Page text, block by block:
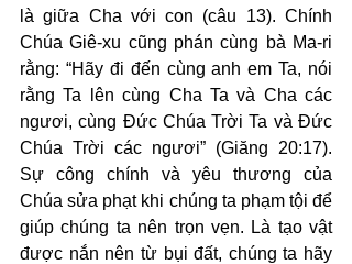
là giữa Cha với con (câu 13). Chính
Chúa Giê-xu cũng phán cùng bà Ma-ri
rằng: “Hãy đi đến cùng anh em Ta, nói
rằng Ta lên cùng Cha Ta và Cha các
ngươi, cùng Đức Chúa Trời Ta và Đức
Chúa Trời các ngươi” (Giăng 20:17).
Sự công chính và yêu thương của
Chúa sửa phạt khi chúng ta phạm tội để
giúp chúng ta nên trọn vẹn. Là tạo vật
được nắn nên từ bụi đất, chúng ta hãy